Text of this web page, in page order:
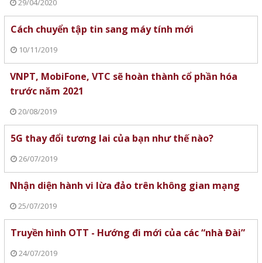
29/04/2020
Cách chuyển tập tin sang máy tính mới
10/11/2019
VNPT, MobiFone, VTC sẽ hoàn thành cổ phần hóa
trước năm 2021
20/08/2019
5G thay đổi tương lai của bạn như thế nào?
26/07/2019
Nhận diện hành vi lừa đảo trên không gian mạng
25/07/2019
Truyền hình OTT - Hướng đi mới của các “nhà Đài”
24/07/2019